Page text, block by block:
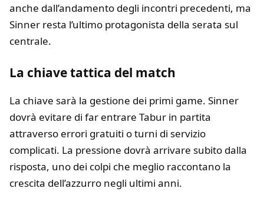
anche dall’andamento degli incontri precedenti, ma
Sinner resta l’ultimo protagonista della serata sul
centrale.
La chiave tattica del match
La chiave sarà la gestione dei primi game. Sinner
dovrà evitare di far entrare Tabur in partita
attraverso errori gratuiti o turni di servizio
complicati. La pressione dovrà arrivare subito dalla
risposta, uno dei colpi che meglio raccontano la
crescita dell’azzurro negli ultimi anni.